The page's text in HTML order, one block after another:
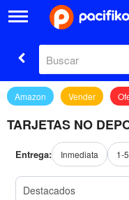
Amazon Vender
TARJETAS NO
Entrega: Inmediata 1-